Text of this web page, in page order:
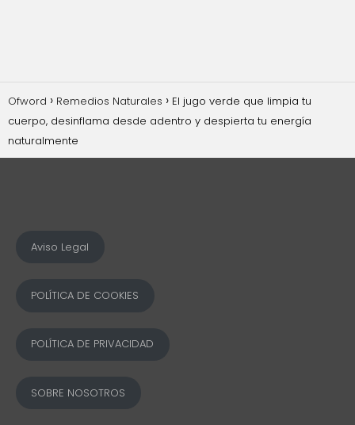
Ofword Remedios Naturales
El jugo verde que limpia tu
cuerpo, desinflama desde adentro y despierta tu energía
naturalmente
Aviso Legal
POLÍTICA DE COOKIES
POLÍTICA DE PRIVACIDAD
SOBRE NOSOTROS